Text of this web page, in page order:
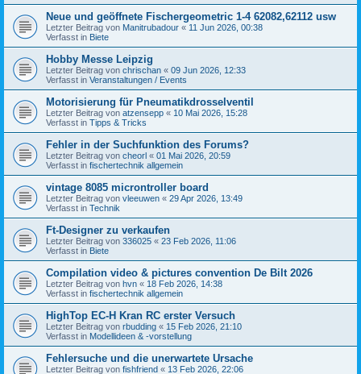
Neue und geöffnete Fischergeometric 1-4 62082,62112 usw
Letzter Beitrag von Manitrubadour « 11 Jun 2026, 00:38
Verfasst in Biete
Hobby Messe Leipzig
Letzter Beitrag von chrischan « 09 Jun 2026, 12:33
Verfasst in Veranstaltungen / Events
Motorisierung für Pneumatikdrosselventil
Letzter Beitrag von atzensepp « 10 Mai 2026, 15:28
Verfasst in Tipps & Tricks
Fehler in der Suchfunktion des Forums?
Letzter Beitrag von cheorl « 01 Mai 2026, 20:59
Verfasst in fischertechnik allgemein
vintage 8085 microntroller board
Letzter Beitrag von vleeuwen « 29 Apr 2026, 13:49
Verfasst in Technik
Ft-Designer zu verkaufen
Letzter Beitrag von 336025 « 23 Feb 2026, 11:06
Verfasst in Biete
Compilation video & pictures convention De Bilt 2026
Letzter Beitrag von hvn « 18 Feb 2026, 14:38
Verfasst in fischertechnik allgemein
HighTop EC-H Kran RC erster Versuch
Letzter Beitrag von rbudding « 15 Feb 2026, 21:10
Verfasst in Modellideen & -vorstellung
Fehlersuche und die unerwartete Ursache
Letzter Beitrag von fishfriend « 13 Feb 2026, 22:06